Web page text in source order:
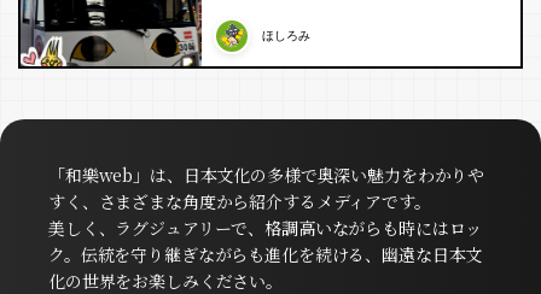
ほしろみ
「和樂web」は、日本文化の多様で奥深い魅力をわかりや
すく、さまざまな角度から紹介するメディアです。
美しく、ラグジュアリーで、格調高いながらも時にはロッ
ク。伝統を守り継ぎながらも進化を続ける、幽遠な日本文
化の世界をお楽しみください。